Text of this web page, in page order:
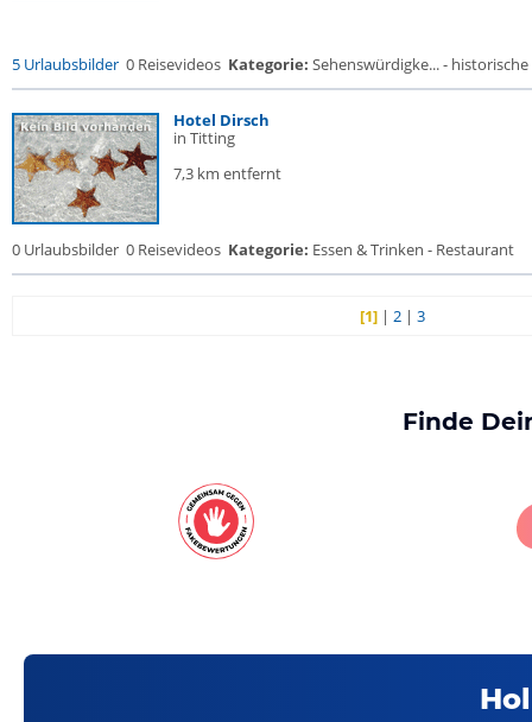
5 Urlaubsbilder 0 Reisevideos Kategorie: Sehenswürdigke... - historische
Hotel Dirsch
in Titting
7,3 km entfernt
0 Urlaubsbilder 0 Reisevideos Kategorie: Essen & Trinken - Restaurant
[1] |2 |3
Finde